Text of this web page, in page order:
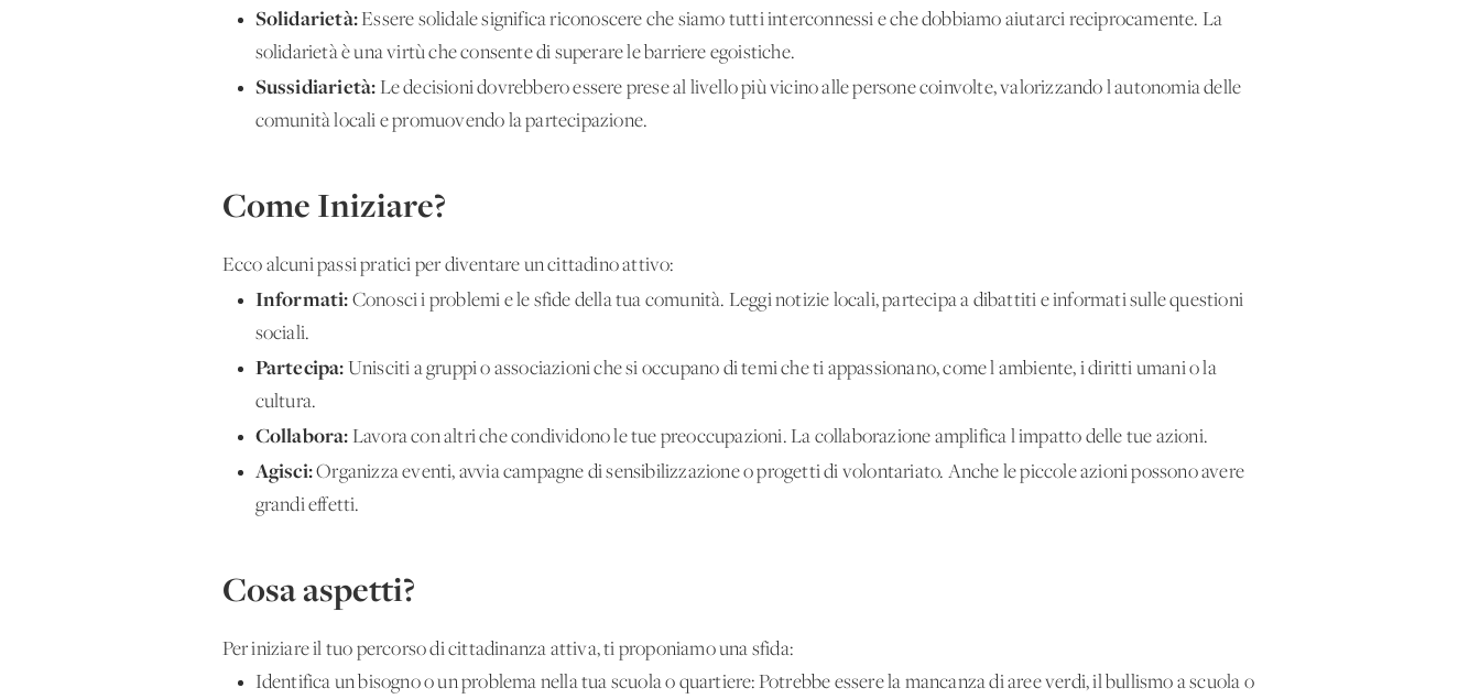
Solidarietà:Essere solidale significa riconoscere che siamo tutti interconnessi e che dobbiamo aiutarci reciprocamente. La
solidarietà è una virtù che consente di superare le barriere egoistiche.
Sussidiarietà: Le decisioni dovrebbero essere prese al livello più vicino alle persone coinvolte, valorizzando l'autonomia delle
comunità locali e promuovendo la partecipazione.
Come Iniziare?
Ecco alcuni passi pratici per diventare un cittadino attivo:
Informati: Conosci i problemi e le sfide della tua comunità. Leggi notizie locali, partecipa a dibattiti e informati sulle questioni
sociali.
Partecipa: Unisciti a gruppi o associazioni che si occupano di temi che ti appassionano, come l'ambiente, i diritti umani o la
cultura.
Collabora: Lavora con altri che condividono le tue preoccupazioni. La collaborazione amplifica l'impatto delle tue azioni.
Agisci:Organizza eventi, avvia campagne di sensibilizzazione o progetti di volontariato. Anche le piccole azioni possono avere
grandi effetti.
Cosa aspetti?
Per iniziare il tuo percorso di cittadinanza attiva, ti proponiamo una sfida:
Identifica un bisogno o un problema nella tua scuola o quartiere: Potrebbe essere la mancanza di aree verdi, il bullismo a scuola o